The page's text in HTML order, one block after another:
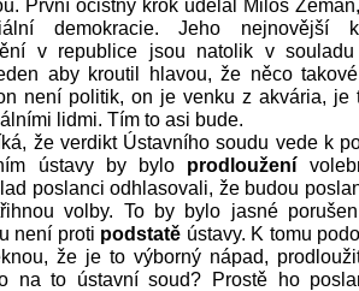
První očistný krok udělal Miloš
demokracie. Jeho nejnovější
v republice jsou natolik v
aby kroutil hlavou, že něco
není politik, on je venku z akvária, je
lidmi. Tím to asi bude.
že verdikt Ústavního soudu vede k
ústavy by bylo prodloužení
poslanci odhlasovali, že budou
volby. To by bylo jasné
není proti podstatě ústavy. K tomu
že je to výborný nápad,
na to ústavní soud? Prostě ho